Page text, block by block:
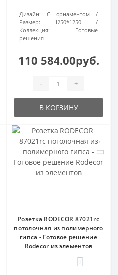
Дизайн:
С орнаментом
Размер:
1250*1250
Коллекция:
Готовые
решения
110 584.00руб.
- +
В КОРЗИНУ
Розетка RODECOR 87021rc
потолочная из полимерного
гипса - Готовое решение
Rodecor из элементов